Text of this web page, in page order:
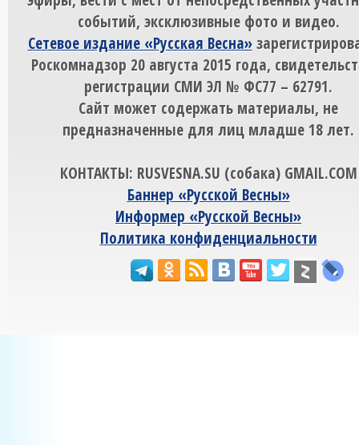
событий, эксклюзивные фото и видео.
Сетевое издание «Русская Весна»
Роскомнадзор 20 августа 2015 года,
регистрации СМИ ЭЛ № ФС77 – 62791.
Сайт может содержать материалы, не
предназначенные для лиц младше 18 лет.
КОНТАКТЫ: RUSVESNA.SU (собака) GMAIL.COM
Баннер «Русской Весны»
Информер «Русской Весны»
Политика конфиденциальности